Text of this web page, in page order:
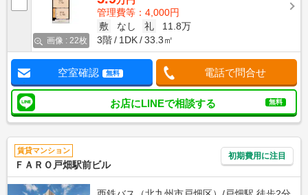
画像 : 22枚
管理費等：4,000円
敷
なし 礼
11.8万
3階
1DK 33.3㎡
空室確認 無料 電話で問合せ
お店にLINEで相談する 無料
賃貸マンション
ＦＡＲＯ戸畑駅前ビル
初期費用に注目